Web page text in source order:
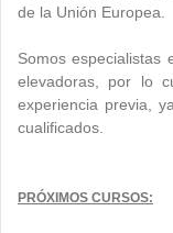
de la Unión Europea.
Somos especialistas
elevadoras, por lo
experiencia previa,
cualificados.
PRÓXIMOS CURSOS: